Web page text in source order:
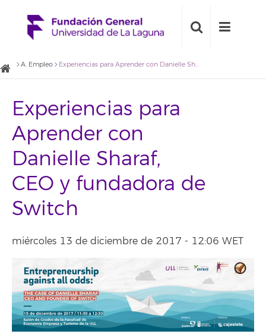
A. Empleo Experiencias para Aprender con Danielle Sharaf, CEO y fundadora de Switch
Experiencias para
Aprender con
Danielle Sharaf,
CEO y fundadora de
Switch
miércoles 13 de diciembre de 2017 - 12:06 WET